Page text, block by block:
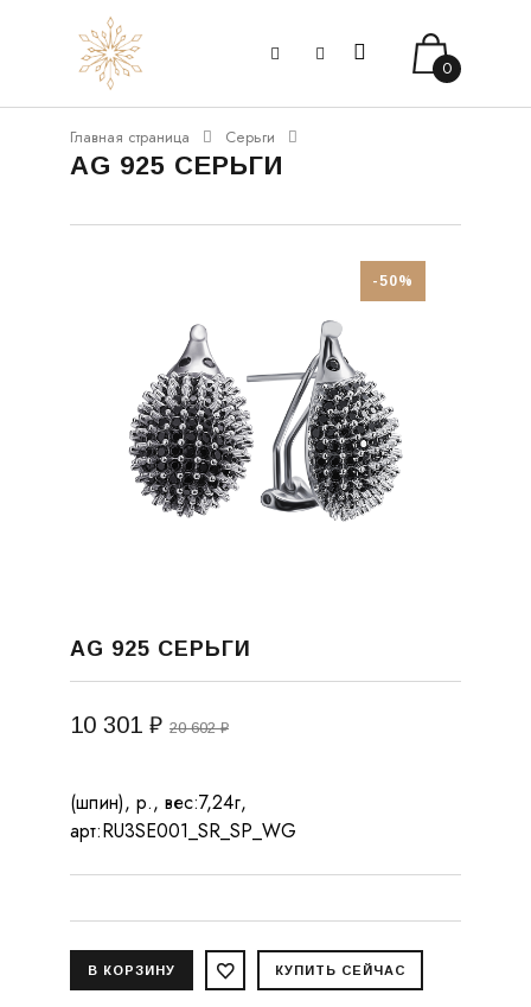
0
Главная страница Серьги
AG 925 СЕРЬГИ
-50%
AG 925 СЕРЬГИ
10 301 ₽ 20 602 ₽
(шпин), р., вес:7,24г,
арт:RU3SE001_SR_SP_WG